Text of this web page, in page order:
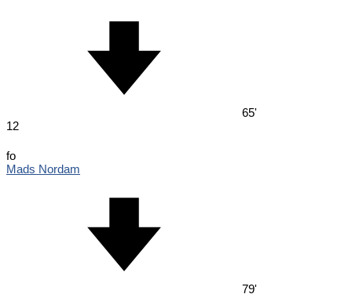
65'
12
fo
Mads Nordam
79'